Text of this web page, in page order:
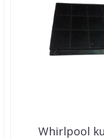
Whirlpool